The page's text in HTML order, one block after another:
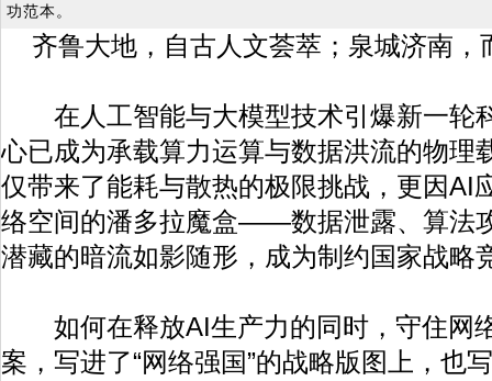
功范本。
齐鲁大地，自古人文荟萃；泉城济南，
在人工智能与大模型技术引爆新一轮
心已成为承载算力运算与数据洪流的物理
仅带来了能耗与散热的极限挑战，更因AI
络空间的潘多拉魔盒——数据泄露、算
潜藏的暗流如影随形，成为制约国家战略
如何在释放AI生产力的同时，守住网
案，写进了“网络强国”的战略版图上，也